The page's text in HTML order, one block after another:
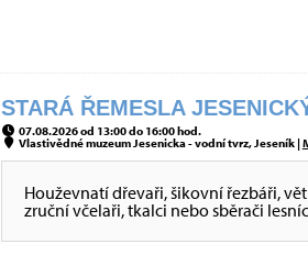
STARÁ ŘEMESLA
07.08.2026 od 13:00 do 16:00 hod.
Vlastivědné muzeum Jesenicka - vodní tvrz, Jeseník |
Houževnatí dřevaři, šikovní řezbáři,
zruční včelaři, tkalci nebo sběrači